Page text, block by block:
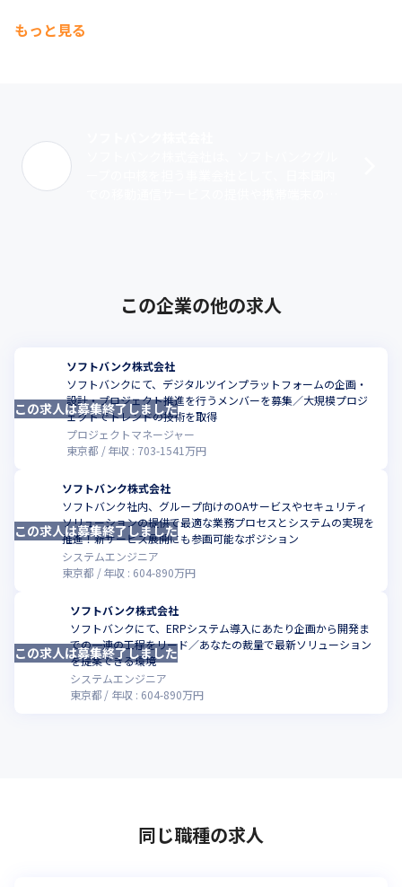
もっと見る
この企業の他の求人
ソフトバンク株式会社
ソフトバンクにて、デジタルツインプラットフォームの企画・
設計・プロジェクト推進を行うメンバーを募集／大規模プロジ
ェクトでトレンドの技術を取得
プロジェクトマネージャー
東京都
年収 : 703-1541 万円
この求人は募集終了しました
ソフトバンク株式会社
ソフトバンク社内、グループ向けのOAサービスやセキュリティ
ソリューションの提供で最適な業務プロセスとシステムの実現を
推進！新サービス展開にも参画可能なポジション
システムエンジニア
東京都
年収 : 604-890万円
この求人は募集終了しました
ソフトバンク株式会社
ソフトバンクにて、ERPシステム導入にあたり企画から開発ま
での一連の工程をリード／あなたの裁量で最新ソリューション
を提案できる環境
システムエンジニア
東京都
年収 : 604-890万円
この求人は募集終了しました
同じ職種の求人